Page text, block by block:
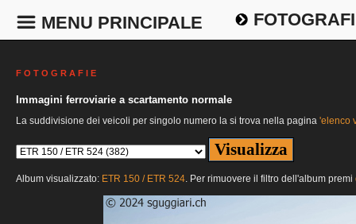
MENU PRINCIPALE
F O T O G R A F I E
Immagini ferroviarie a scartamento normale
La suddivisione dei veicoli per singolo numero la si trova nella pagina 'elenco
Album visualizzato: ETR 150 / ETR 524. Per rimuovere il filtro dell'album premi